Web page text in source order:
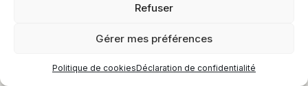
Refuser
Gérer mes préférences
Politique de cookiesDéclaration de confidentialité